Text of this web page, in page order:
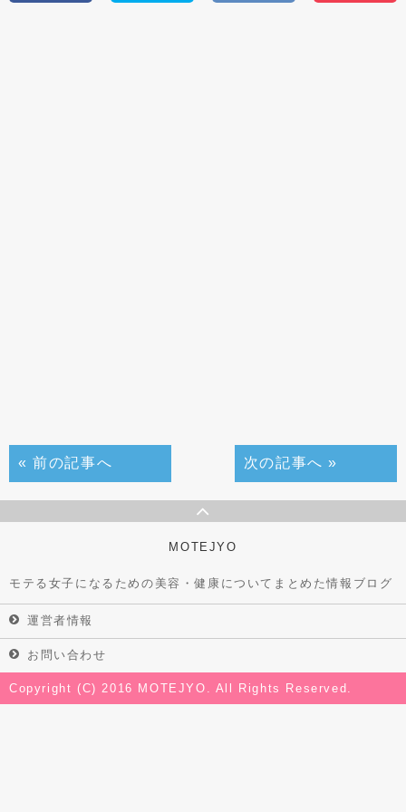
« 前の記事へ 次の記事へ »
MOTEJYO
モテる女子になるための美容・健康についてまとめた情報ブログ
運営者情報
お問い合わせ
Copyright (C) 2016 MOTEJYO. All Rights Reserved.